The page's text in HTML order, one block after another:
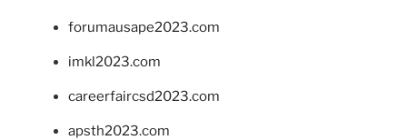
forumausape2023.com
imkl2023.com
careerfaircsd2023.com
apsth2023.com